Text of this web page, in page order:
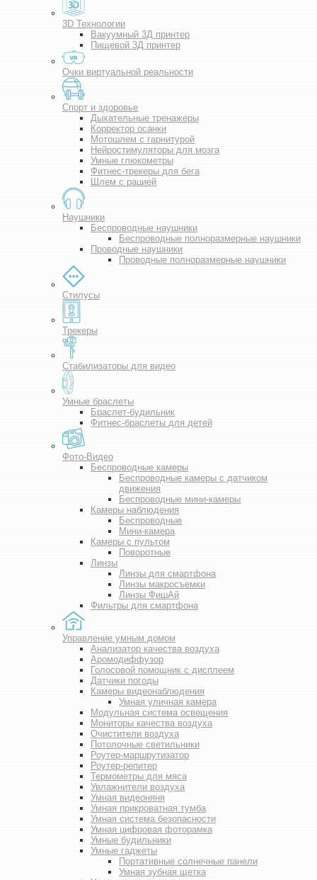
3D Технологии
Вакуумный 3Д принтер
Пищевой 3Д принтер
Очки виртуальной реальности
Спорт и здоровье
Дыхательные тренажеры
Корректор осанки
Мотошлем с гарнитурой
Нейростимуляторы для мозга
Умные глюкометры
Фитнес-трекеры для бега
Шлем с рацией
Наушники
Беспроводные наушники
Беспроводные полноразмерные наушники
Проводные наушники
Проводные полноразмерные наушники
Стилусы
Трекеры
Стабилизаторы для видео
Умные браслеты
Браслет-будильник
Фитнес-браслеты для детей
Фото-Видео
Беспроводные камеры
Беспроводные камеры с датчиком
движения
Беспроводные мини-камеры
Камеры наблюдения
Беспроводные
Мини-камера
Камеры с пультом
Поворотные
Линзы
Линзы для смартфона
Линзы макросъемки
Линзы ФишАй
Фильтры для смартфона
Управление умным домом
Анализатор качества воздуха
Аромодиффузор
Голосовой помощник с дисплеем
Датчики погоды
Камеры видеонаблюдения
Умная уличная камера
Модульная система освещения
Мониторы качества воздуха
Очистители воздуха
Потолочные светильники
Роутер-маршрутизатор
Роутер-репитер
Термометры для мяса
Увлажнители воздуха
Умная видеоняня
Умная прикроватная тумба
Умная система безопасности
Умная цифровая фоторамка
Умные будильники
Умные гаджеты
Портативные солнечные панели
Умная зубная щетка